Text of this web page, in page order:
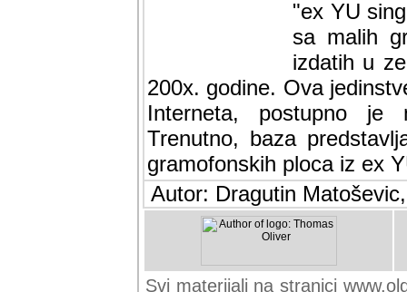
"ex YU
sa malih
izdatih u
200x. godine. Ova
Interneta, postupno je
baza predstavlja
ploca iz ex YU.
Autor: Dragutin
Svi materijali na stranici